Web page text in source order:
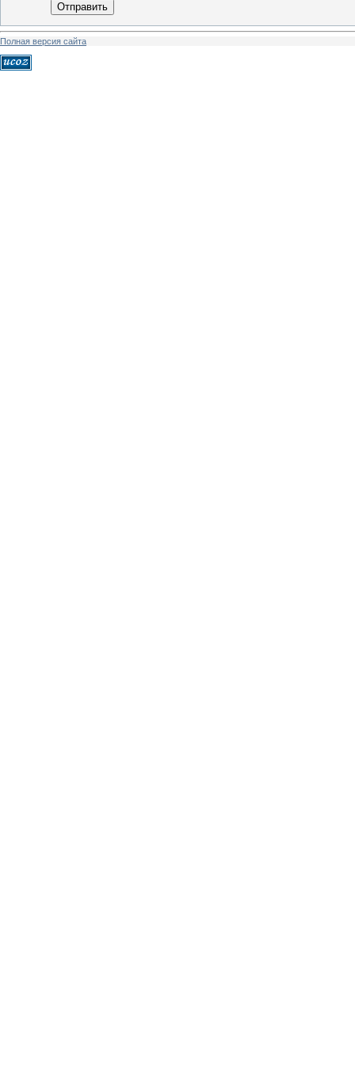
Отправить
Полная версия сайта